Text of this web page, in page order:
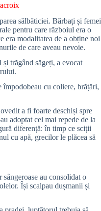
sălbăticiei. Bărbați și femei
pentru care războiul era o
era modalitatea de a obține noi
de care aveau nevoie.
trăgând săgeți, a evocat
cu coliere, brățări,
a fi foarte deschiși spre
adoptat cel mai repede de la
diferență: în timp ce sciții
cu apă, grecilor le plăcea să
au consolidat o
Își scalpau dușmanii și